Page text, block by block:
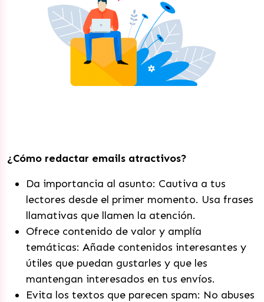
¿Cómo redactar emails atractivos?
Da importancia al asunto: Cautiva a tus
lectores desde el primer momento. Usa frases
llamativas que llamen la atención.
Ofrece contenido de valor y amplía
temáticas: Añade contenidos interesantes y
útiles que puedan gustarles y que les
mantengan interesados en tus envíos.
Evita los textos que parecen spam: No abuses